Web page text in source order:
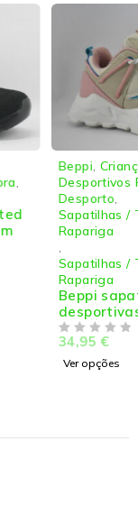
Rapariga,
/ Tenis Criança
/ Tenis Junior
criança